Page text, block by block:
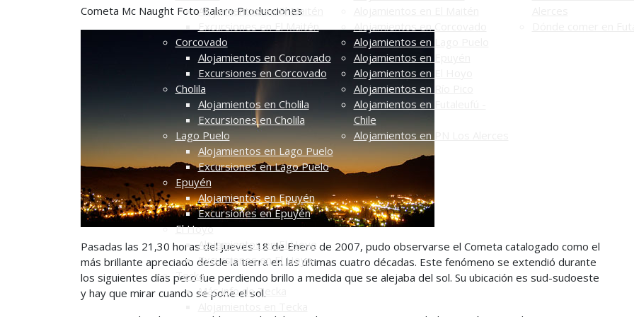
Alojamientos en El Maitén
Excursiones en El Maitén
Corcovado
Alojamientos en Corcovado
Excursiones en Corcovado
Cholila
Alojamientos en Cholila
Excursiones en Cholila
Lago Puelo
Alojamientos en Lago Puelo
Excursiones en Lago Puelo
Epuyén
Alojamientos en Epuyén
Excursiones en Epuyén
El Hoyo
Alojamientos en El Hoyo
Excursiones en El Hoyo
Tecka
Más info de Tecka
Alojamientos en Corcovado
Alojamientos en Lago Puelo
Alojamientos en Epuyén
Alojamientos en El Hoyo
Alojamientos en Río Pico
Alojamientos en Futaleufú -
Chile
Alojamientos en PN Los Alerces
Dónde comer en
Cometa Mc Naught Foto Balero Producciones
Pasadas las 21,30 horas del Jueves 18 de Enero de 2007, pudo observarse el Cometa catalogado como el
más brillante apreciado desde la tierra en las últimas cuatro décadas. Este fenómeno se extendió durante
los siguientes días pero fue perdiendo brillo a medida que se alejaba del sol. Su ubicación es sud-sudoeste
y hay que mirar cuando se pone el sol.